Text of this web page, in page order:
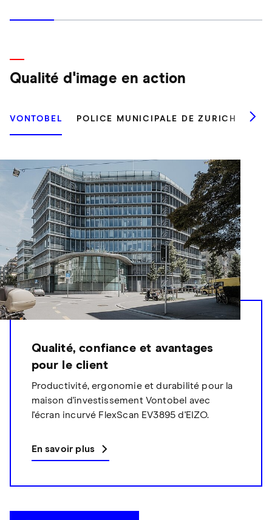
Qualité d'image en action
VONTOBEL POLICE MUNICIPALE DE ZURICH SBB
Qualité, confiance et avantages
pour le client
Productivité, ergonomie et durabilité pour la
maison d'investissement Vontobel avec
l'écran incurvé FlexScan EV3895 d'EIZO.
En savoir plus